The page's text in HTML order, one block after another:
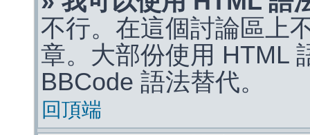
不行。在這個討論區上
章。大部份使用 HTML
BBCode 語法替代。
回頂端